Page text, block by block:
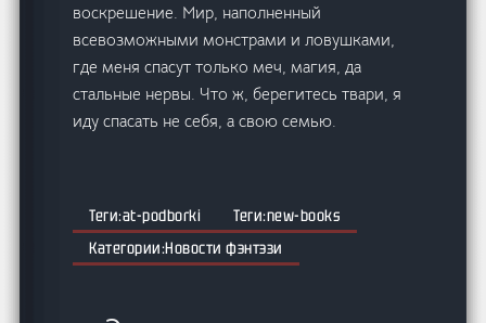
воскрешение. Мир, наполненный
всевозможными монстрами и ловушками,
где меня спасут только меч, магия, да
стальные нервы. Что ж, берегитесь твари, я
иду спасать не себя, а свою семью.
at-podborki
new-books
Новости фэнтэзи